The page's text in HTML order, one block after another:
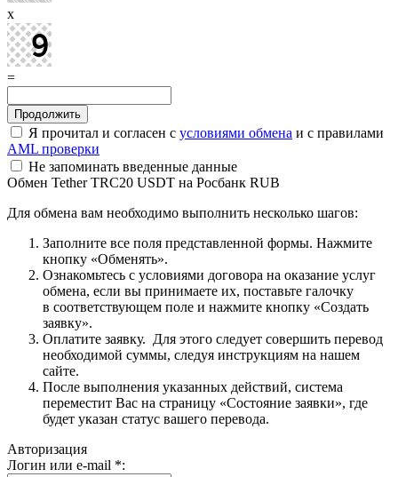
x
=
Я прочитал и согласен с условиями обмена и с правилами
AML проверки
Не запоминать введенные данные
Обмен Tether TRC20 USDT на Росбанк RUB
Для обмена вам необходимо выполнить несколько шагов:
Заполните все поля представленной формы. Нажмите
кнопку «Обменять».
Ознакомьтесь с условиями договора на оказание услуг
обмена, если вы принимаете их, поставьте галочку
в соответствующем поле и нажмите кнопку «Создать
заявку».
Оплатите заявку. Для этого следует совершить перевод
необходимой суммы, следуя инструкциям на нашем
сайте.
После выполнения указанных действий, система
переместит Вас на страницу «Состояние заявки», где
будет указан статус вашего перевода.
Авторизация
Логин или e-mail *: